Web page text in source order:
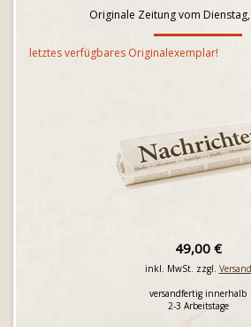
Originale Zeitung vom Dienstag,
letztes verfügbares Originalexemplar!
49,00 €
inkl. MwSt. zzgl. Versand
versandfertig innerhalb
2-3 Arbeitstage